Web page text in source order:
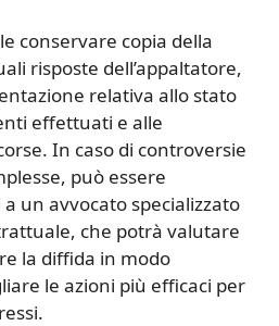
conservare copia della
risposte dell’appaltatore,
relativa allo stato
effettuati e alle
In caso di controversie
può essere
un avvocato specializzato
che potrà valutare
la diffida in modo
le azioni più efficaci per